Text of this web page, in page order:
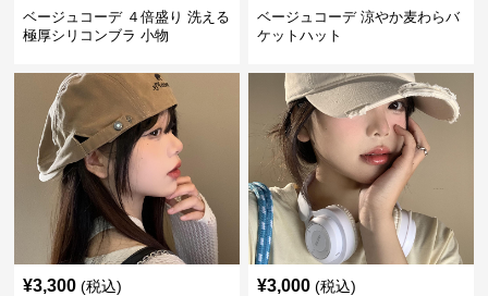
ベージュコーデ ４倍盛り 洗える
極厚シリコンブラ 小物
ベージュコーデ 涼やか麦わらバ
ケットハット
¥3,300 (税込) ¥3,000 (税込)